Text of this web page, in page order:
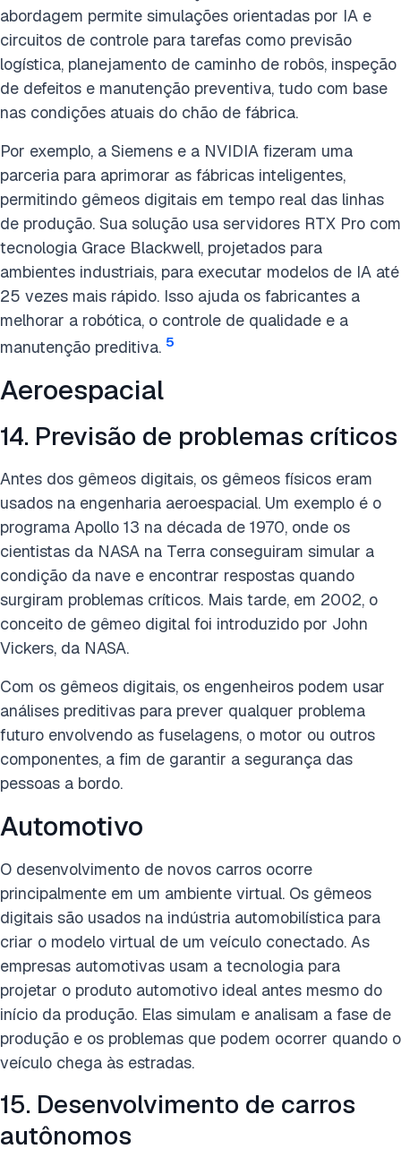
abordagem permite simulações orientadas por IA e
circuitos de controle para tarefas como previsão
logística, planejamento de caminho de robôs, inspeção
de defeitos e manutenção preventiva, tudo com base
nas condições atuais do chão de fábrica.
Por exemplo, a Siemens e a NVIDIA fizeram uma
parceria para aprimorar as fábricas inteligentes,
permitindo gêmeos digitais em tempo real das linhas
de produção. Sua solução usa servidores RTX Pro com
tecnologia Grace Blackwell, projetados para
ambientes industriais, para executar modelos de IA até
25 vezes mais rápido. Isso ajuda os fabricantes a
melhorar a robótica, o controle de qualidade e a
manutenção preditiva. 5
Aeroespacial
14. Previsão de problemas críticos
Antes dos gêmeos digitais, os gêmeos físicos eram
usados na engenharia aeroespacial. Um exemplo é o
programa Apollo 13 na década de 1970, onde os
cientistas da NASA na Terra conseguiram simular a
condição da nave e encontrar respostas quando
surgiram problemas críticos. Mais tarde, em 2002, o
conceito de gêmeo digital foi introduzido por John
Vickers, da NASA.
Com os gêmeos digitais, os engenheiros podem usar
análises preditivas para prever qualquer problema
futuro envolvendo as fuselagens, o motor ou outros
componentes, a fim de garantir a segurança das
pessoas a bordo.
Automotivo
O desenvolvimento de novos carros ocorre
principalmente em um ambiente virtual. Os gêmeos
digitais são usados na indústria automobilística para
criar o modelo virtual de um veículo conectado. As
empresas automotivas usam a tecnologia para
projetar o produto automotivo ideal antes mesmo do
início da produção. Elas simulam e analisam a fase de
produção e os problemas que podem ocorrer quando o
veículo chega às estradas.
15. Desenvolvimento de carros
autônomos